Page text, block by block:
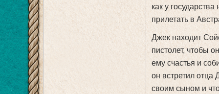
как у
прилетать в
Джек находит
пистолет, чтобы
ему счастья и
он встретил отца
своим сыном и